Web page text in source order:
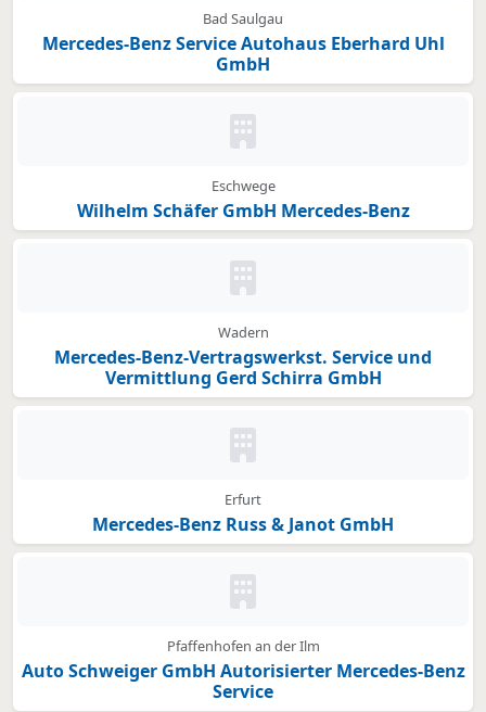
Bad Saulgau
Mercedes-Benz Service Autohaus Eberhard Uhl
GmbH
Kein Bild oder Logo hinterlegt
Eschwege
Wilhelm Schäfer GmbH Mercedes-Benz
Kein Bild oder Logo hinterlegt
Wadern
Mercedes-Benz-Vertragswerkst. Service und
Vermittlung Gerd Schirra GmbH
Kein Bild oder Logo hinterlegt
Erfurt
Mercedes-Benz Russ & Janot GmbH
Kein Bild oder Logo hinterlegt
Pfaffenhofen an der Ilm
Auto Schweiger GmbH Autorisierter Mercedes-Benz
Service